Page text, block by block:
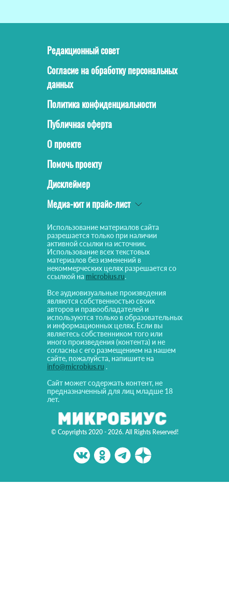
© Copyrights 2020 - 2026. All Rights Reserved!
Редакционный совет
Согласие на обработку персональных
данных
Политика конфиденциальности
Публичная оферта
О проекте
Помочь проекту
Дисклеймер
Медиа-кит и прайс-лист
Использование материалов сайта
разрешается только при наличии
активной ссылки на источник.
Использование всех текстовых
материалов без изменений в
некоммерческих целях разрешается со
ссылкой на microbius.ru.
Все аудиовизуальные произведения
являются собственностью своих
авторов и правообладателей и
используются только в образовательных
и информационных целях. Если вы
являетесь собственником того или
иного произведения (контента) и не
согласны с его размещением на нашем
сайте, пожалуйста, напишите на
info@microbius.ru .
Сайт может содержать контент, не
предназначенный для лиц младше 18
лет.